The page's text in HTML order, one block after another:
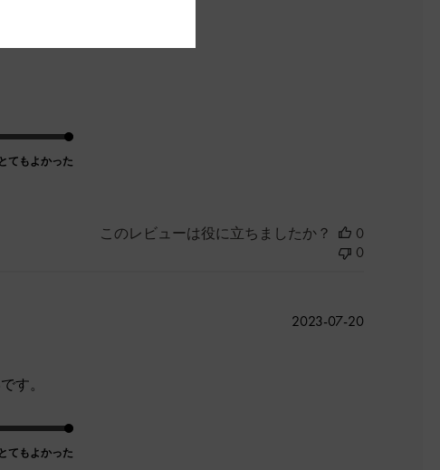
とてもよかった
このレビューは役に立ちましたか？
0
0
す。
とてもよかった
公
2023-07-20